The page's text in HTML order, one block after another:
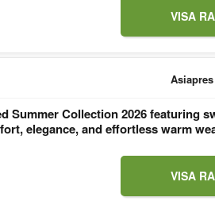
VISA
Asiapres
Summer Collection 2026 featuring
elegance, and effortless warm
VISA